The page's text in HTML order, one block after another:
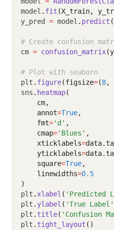
model . fit (X_train,
y_pred = model . predict
# Create confusion
cm = confusion_matrix
# Plot with seaborn
plt . figure(figsize=(8,
sns . heatmap(
    cm,
    annot
=True,
    fmt
='d' ,
    cmap
='Blues' ,
    xticklabels
=
    yticklabels
=
    square
=True,
    linewidths
=0.5
)
plt . xlabel ( 'Predicted
plt . ylabel ( 'True Label'
plt . title( 'Confusion
plt . tight_layout ()